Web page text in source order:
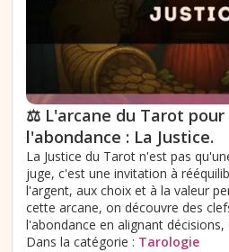
⚖️ L'arcane du Tarot
l'abondance : La Justice.
La Justice du Tarot n'est pas
juge, c'est une invitation à
l'argent, aux choix et à la valeur
cette arcane, on découvre des
l'abondance en alignant décisions,
Dans la catégorie : Tarologie